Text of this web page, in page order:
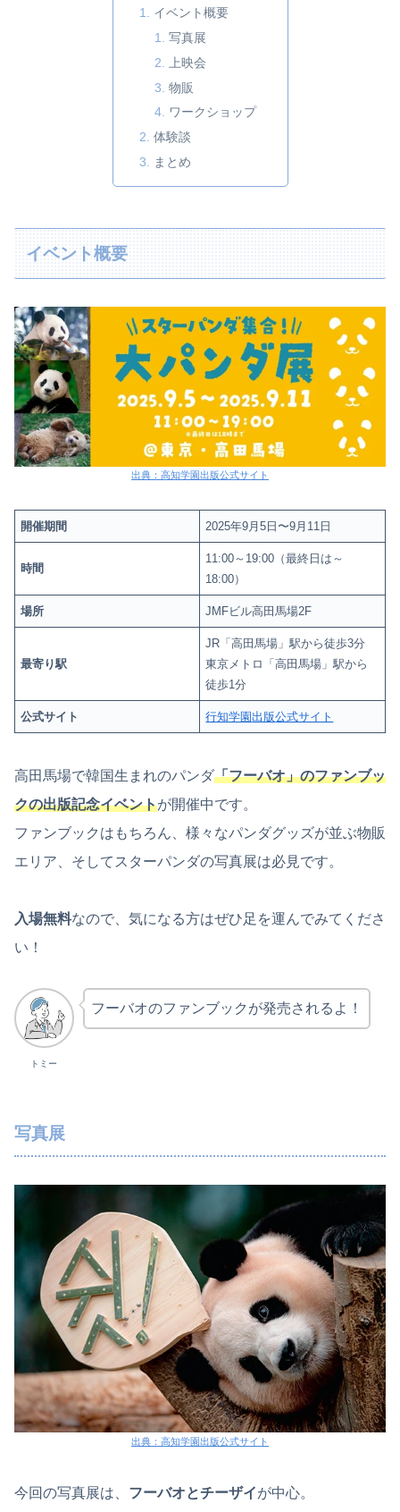
イベント概要
写真展
上映会
物販
ワークショップ
体験談
まとめ
イベント概要
出典：高知学園出版公式サイト
開催期間 2025年9月5日〜9月11日
時間
11:00～19:00（最終日は～
18:00）
場所 JMFビル高田馬場2F
最寄り駅
JR「高田馬場」駅から徒歩3分
東京メトロ「高田馬場」駅から
徒歩1分
公式サイト 行知学園出版公式サイト
高田馬場で韓国生まれのパンダ「フーバオ」のファンブッ
クの出版記念イベントが開催中です。
ファンブックはもちろん、様々なパンダグッズが並ぶ物販
エリア、そしてスターパンダの写真展は必見です。
入場無料なので、気になる方はぜひ足を運んでみてくださ
い！
トミー
フーバオのファンブックが発売されるよ！
写真展
出典：高知学園出版公式サイト
今回の写真展は、 フーバオとチーザイが中心。